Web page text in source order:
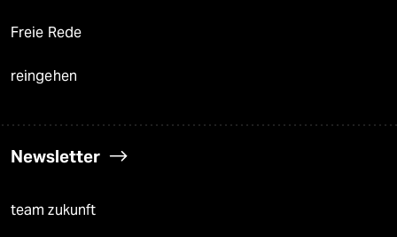
Freie Rede
reingehen
Newsletter
team zukunft